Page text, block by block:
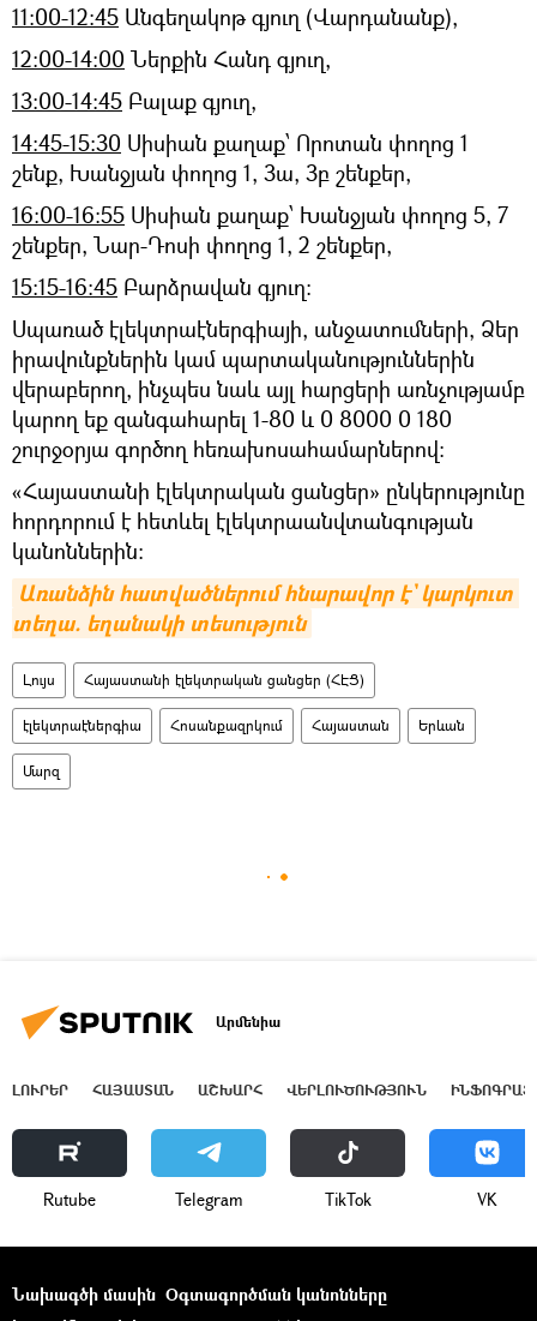
11:00-12:45 Անգեղակոթ գյուղ (Վարդանանք),
12:00-14:00 Ներքին Հանդ գյուղ,
13:00-14:45 Բալաք գյուղ,
14:45-15:30 Սիսիան քաղաք՝ Որոտան փողոց 1
շենք, Խանջյան փողոց 1, 3ա, 3բ շենքեր,
16:00-16:55 Սիսիան քաղաք՝ Խանջյան փողոց 5, 7
շենքեր, Նար-Դոսի փողոց 1, 2 շենքեր,
15:15-16:45 Բարձրավան գյուղ։
Սպառած էլեկտրաէներգիայի, անջատումների, Ձեր
իրավունքներին կամ պարտականություններին
վերաբերող, ինչպես նաև այլ հարցերի առնչությամբ
կարող եք զանգահարել 1-80 և 0 8000 0 180
շուրջօրյա գործող հեռախոսահամարներով:
«Հայաստանի էլեկտրական ցանցեր» ընկերությունը
հորդորում է հետևել էլեկտրաանվտանգության
կանոններին:
Առանձին հատվածներում հնարավոր է` կարկուտ
տեղա. եղանակի տեսություն
Լույս Հայաստանի էլեկտրական ցանցեր (ՀԷՑ)
էլեկտրաէներգիա Հոսանքազրկում Հայաստան Երևան
Մարզ
Արմենիա
ԼՈՒՐԵՐ ՀԱՅԱՍՏԱՆ ԱՇԽԱՐՀ ՎԵՐԼՈՒԾՈՒԹՅՈՒՆ
Rutube Telegram ТikТоk VK
Նախագծի մասին Օգտագործման կանոնները